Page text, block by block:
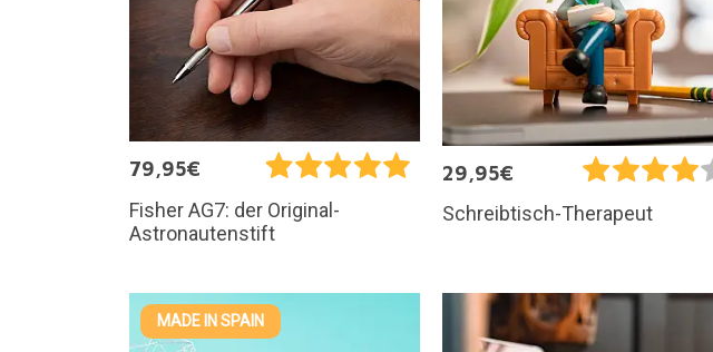
79,95€
Fisher AG7: der Original-
Astronautenstift
29,95€
Schreibtisch-Therapeut
MADE IN SPAIN